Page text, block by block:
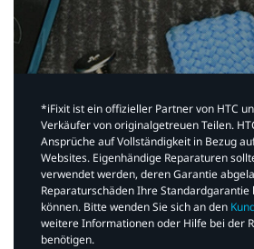
*iFixit ist ein offizieller Partner von HTC
Verkäufer von originalgetreuen Teilen.
Ansprüche auf Vollständigkeit in Bezug
Websites. Eigenhändige Reparaturen
verwendet werden, deren Garantie
Reparaturschäden Ihre
können. Bitte wenden Sie sich an den
weitere Informationen oder Hilfe bei der
benötigen.​